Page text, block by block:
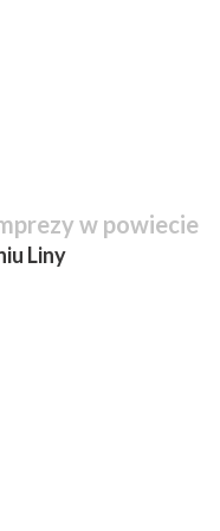
w powiecie
Liny